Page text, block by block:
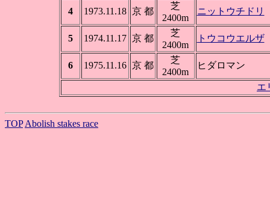
4 1973.11.18 京 都
芝
2400m
ニットウチドリ
5 1974.11.17 京 都
芝
2400m
トウコウエルザ
6 1975.11.16 京 都
芝
2400m
ヒダロマン
エ
TOP Abolish stakes race